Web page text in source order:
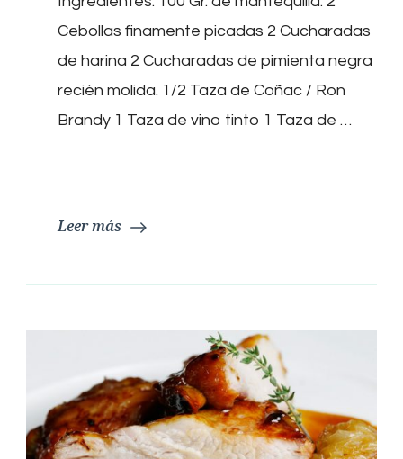
Pimienta
Cebollas finamente picadas 2 Cucharadas
de harina 2 Cucharadas de pimienta negra
recién molida. 1/2 Taza de Coñac / Ron
Brandy 1 Taza de vino tinto 1 Taza de …
Leer más